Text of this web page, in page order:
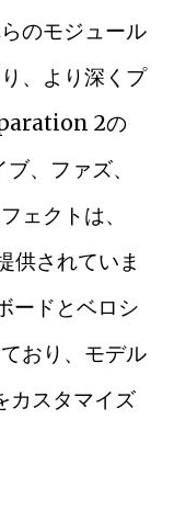
のモジュール
、より深くプ
2の
、ファズ、
ェクトは、
されていま
ードとベロシ
おり、モデル
カスタマイズ